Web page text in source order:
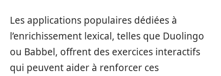
Les applications populaires dédiées à
l’enrichissement lexical, telles que Duolingo
ou Babbel, offrent des exercices interactifs
qui peuvent aider à renforcer ces